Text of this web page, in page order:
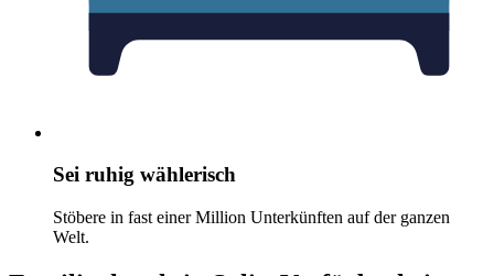
Sei ruhig wählerisch
Stöbere in fast einer Million Unterkünften auf der ganzen
Welt.